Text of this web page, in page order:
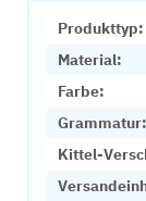
Produkttyp:
Material:
Farbe:
Grammatur:
Kittel-